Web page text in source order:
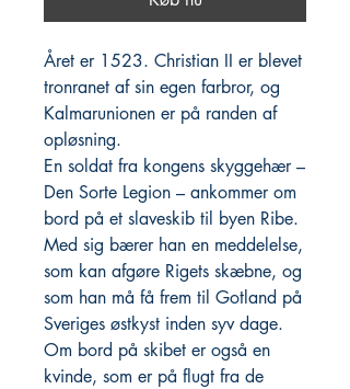
Året er 1523. Christian II er blevet
tronranet af sin egen farbror, og
Kalmarunionen er på randen af
opløsning.
En soldat fra kongens skyggehær –
Den Sorte Legion – ankommer om
bord på et slaveskib til byen Ribe.
Med sig bærer han en meddelelse,
som kan afgøre Rigets skæbne, og
som han må få frem til Gotland på
Sveriges østkyst inden syv dage.
Om bord på skibet er også en
kvinde, som er på flugt fra de